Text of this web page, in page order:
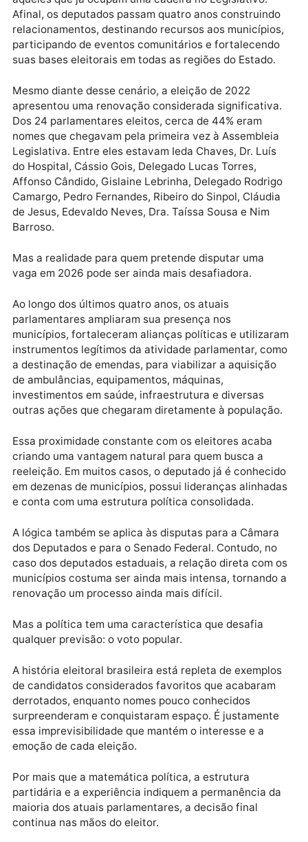
é muito maior do que parece.
Embora o eleitor costume demonstrar desejo por
mudanças, a estrutura política favorece fortemente
Afinal, os deputados passam quatro anos
relacionamentos, destinando recursos aos
participando de eventos comunitários e
suas bases eleitorais em todas as regiões do Estado.
Mesmo diante desse cenário, a eleição de 2022
apresentou uma renovação considerada
Dos 24 parlamentares eleitos, cerca de 44% eram
nomes que chegavam pela primeira vez à
do Hospital, Cássio Gois, Delegado Lucas Torres,
Affonso Cândido, Gislaine Lebrinha, Delegado
Camargo, Pedro Fernandes, Ribeiro do Sinpol,
de Jesus, Edevaldo Neves, Dra. Taíssa Sousa e Nim
Barroso.
Mas a realidade para quem pretende disputar uma
vaga em 2026 pode ser ainda mais desafiadora.
Ao longo dos últimos quatro anos, os atuais
municípios, fortaleceram alianças políticas e
instrumentos legítimos da atividade parlamentar,
a destinação de emendas, para viabilizar a aquisição
de ambulâncias, equipamentos, máquinas,
outras ações que chegaram diretamente à
Essa proximidade constante com os eleitores acaba
criando uma vantagem natural para quem busca a
reeleição. Em muitos casos, o deputado já é
em dezenas de municípios, possui lideranças
e conta com uma estrutura política consolidada.
A lógica também se aplica às disputas para a
dos Deputados e para o Senado Federal. Contudo, no
caso dos deputados estaduais, a relação direta com
municípios costuma ser ainda mais intensa,
renovação um processo ainda mais difícil.
Mas a política tem uma característica que desafia
qualquer previsão: o voto popular.
A história eleitoral brasileira está repleta de